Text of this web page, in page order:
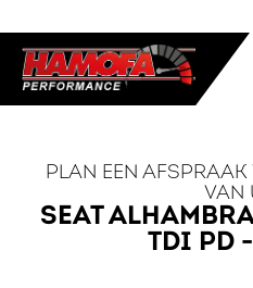
PLAN EEN
VAN
SEAT
TDI PD